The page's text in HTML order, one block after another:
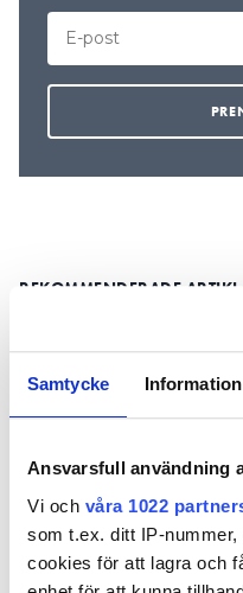
Samtycke Information
Ansvarsfull användning
Vi och våra 1022
som t.ex. ditt IP-
cookies för att lagra och
REKOMMENDERADE
Hur väcker man
intresset för el
hos barn – utan
att de pillar i
uttag?